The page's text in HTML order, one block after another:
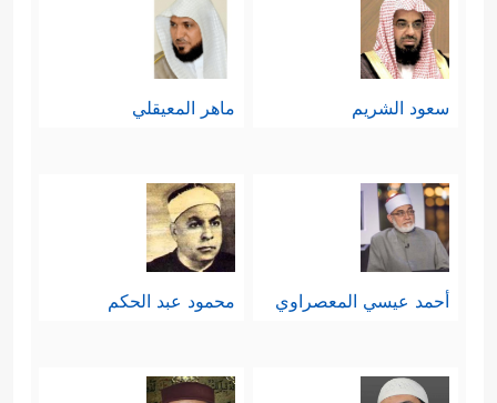
سعود الشريم ماهر المعيقلي
أحمد عيسي المعصراوي محمود عبد الحكم